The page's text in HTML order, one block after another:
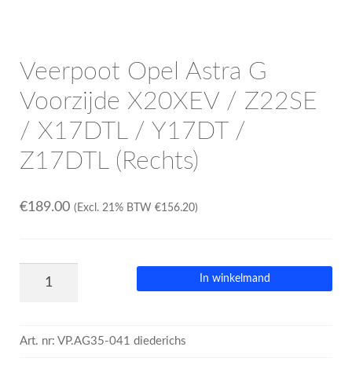
Veerpoot Opel Astra G
Voorzijde X20XEV / Z22SE
/ X17DTL / Y17DT /
Z17DTL (Rechts)
€189.00 (Excl. 21% BTW €156.20)
In winkelmand
Art. nr: VP.AG35-041 diederichs